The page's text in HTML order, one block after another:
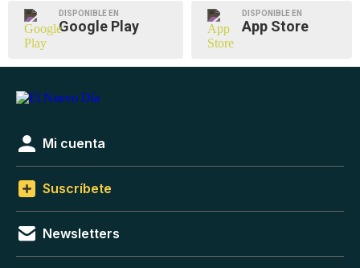
DISPONIBLE EN
Google Play
DISPONIBLE EN
App Store
Mi cuenta
Suscríbete
Newsletters